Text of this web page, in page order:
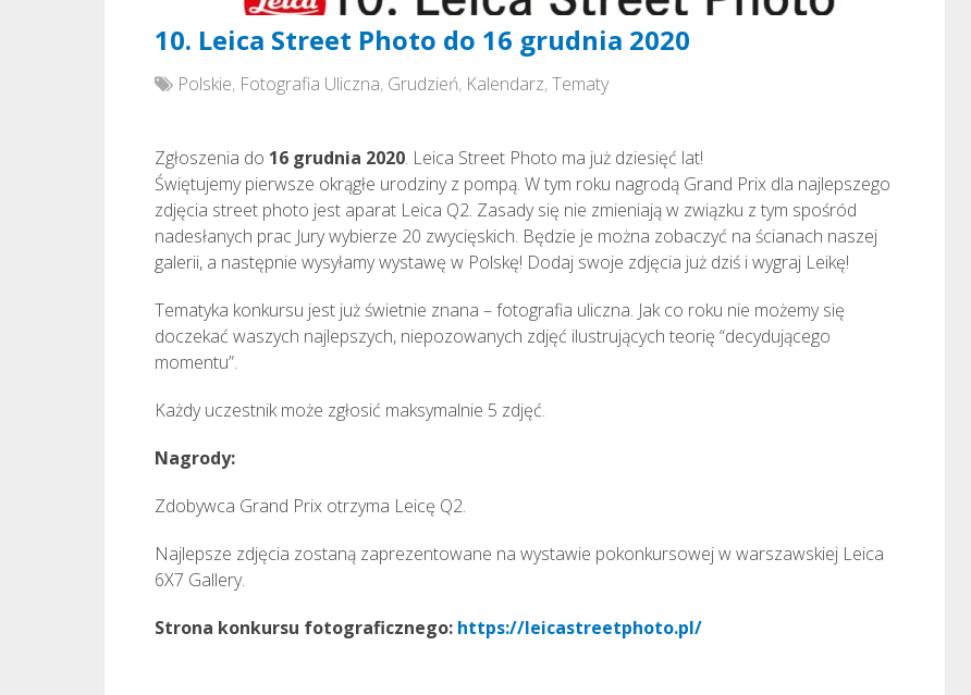
10. Leica Street Photo do 16 grudnia 2020
Polskie, Fotografia Uliczna, Grudzień, Kalendarz,Tematy
Zgłoszenia do 16 grudnia 2020. Leica Street Photo ma już dziesięć lat!
Świętujemy pierwsze okrągłe urodziny z pompą. W tym roku nagrodą Grand Prix dla najlepszego
zdjęcia street photo jest aparat Leica Q2. Zasady się nie zmieniają w związku z tym spośród
nadesłanych prac Jury wybierze 20 zwycięskich. Będzie je można zobaczyć na ścianach naszej
galerii, a następnie wysyłamy wystawę w Polskę! Dodaj swoje zdjęcia już dziś i wygraj Leikę!
Tematyka konkursu jest już świetnie znana – fotografia uliczna. Jak co roku nie możemy się
doczekać waszych najlepszych, niepozowanych zdjęć ilustrujących teorię “decydującego
momentu”.
Każdy uczestnik może zgłosić maksymalnie 5 zdjęć.
Nagrody:
Zdobywca Grand Prix otrzyma Leicę Q2.
Najlepsze zdjęcia zostaną zaprezentowane na wystawie pokonkursowej w warszawskiej Leica
6X7 Gallery.
Strona konkursu fotograficznego: https://leicastreetphoto.pl/